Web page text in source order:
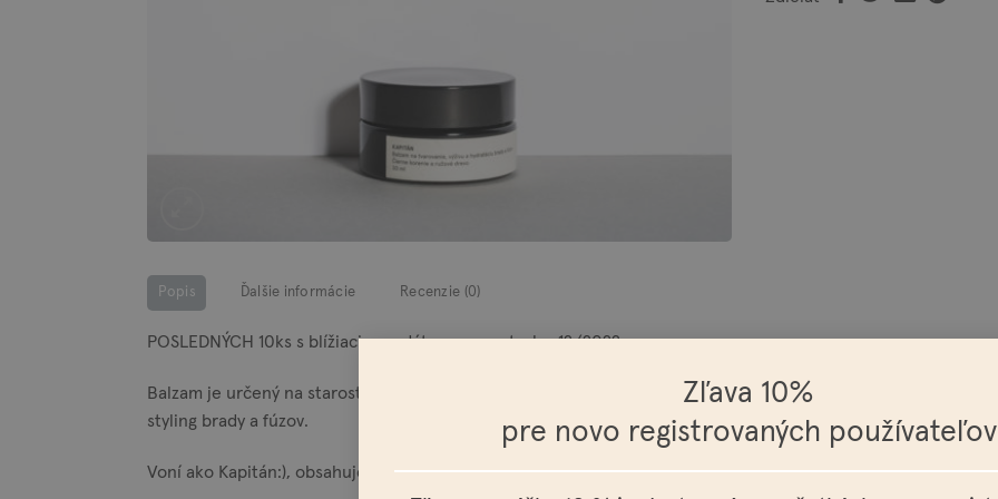
Zľava 10%
pre novo registrovaných používateľov
Popis Ďalšie informácie Recenzie (0)
POSLEDNÝCH 10ks s blížiacim sa dátumom spotreby, 12/2022.
Balzam je určený na starostlivosť o bradu, fúzy a pokožku pod nimi. Obsahuje včelí vosk, vďaka ktorému je
styling brady a fúzov.
Voní ako Kapitán:), obsahuje esenciálne oleje ružové drevo, čierne korenie, céder a pačuli.